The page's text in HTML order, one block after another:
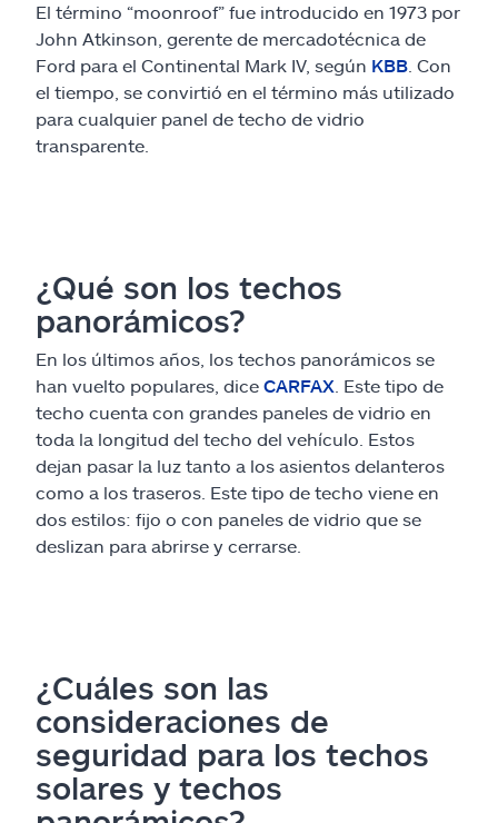
El término “moonroof” fue introducido en 1973 por
John Atkinson, gerente de mercadotécnica de
Ford para el Continental Mark IV, según KBB . Con
el tiempo, se convirtió en el término más utilizado
para cualquier panel de techo de vidrio
transparente.
¿Qué son los techos
panorámicos?
En los últimos años, los techos panorámicos se
han vuelto populares, dice CARFAX . Este tipo de
techo cuenta con grandes paneles de vidrio en
toda la longitud del techo del vehículo. Estos
dejan pasar la luz tanto a los asientos delanteros
como a los traseros. Este tipo de techo viene en
dos estilos: fijo o con paneles de vidrio que se
deslizan para abrirse y cerrarse.
¿Cuáles son las
consideraciones de
seguridad para los techos
solares y techos